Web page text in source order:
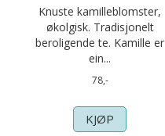
Knuste kamilleblomster,
økolgisk. Tradisjonelt
beroligende te. Kamille er
ein...
78,-
KJØP